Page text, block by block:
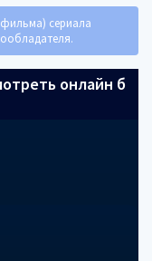
сериала
онлайн б